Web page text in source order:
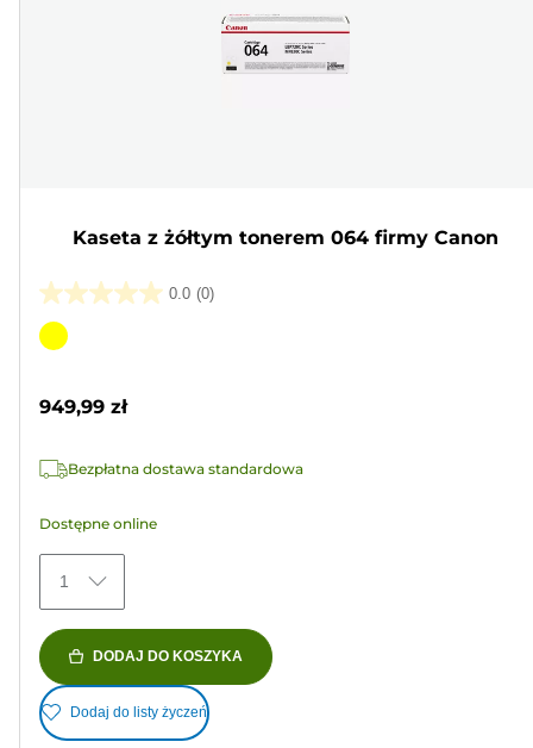
Kaseta z żółtym tonerem 064 firmy Canon
0.0 (0)
0.0
na
Wkład
949,99 zł
Bezpłatna dostawa standardowa
Dostępne online
1
DODAJ DO KOSZYKA
Dodaj do listy życzeń